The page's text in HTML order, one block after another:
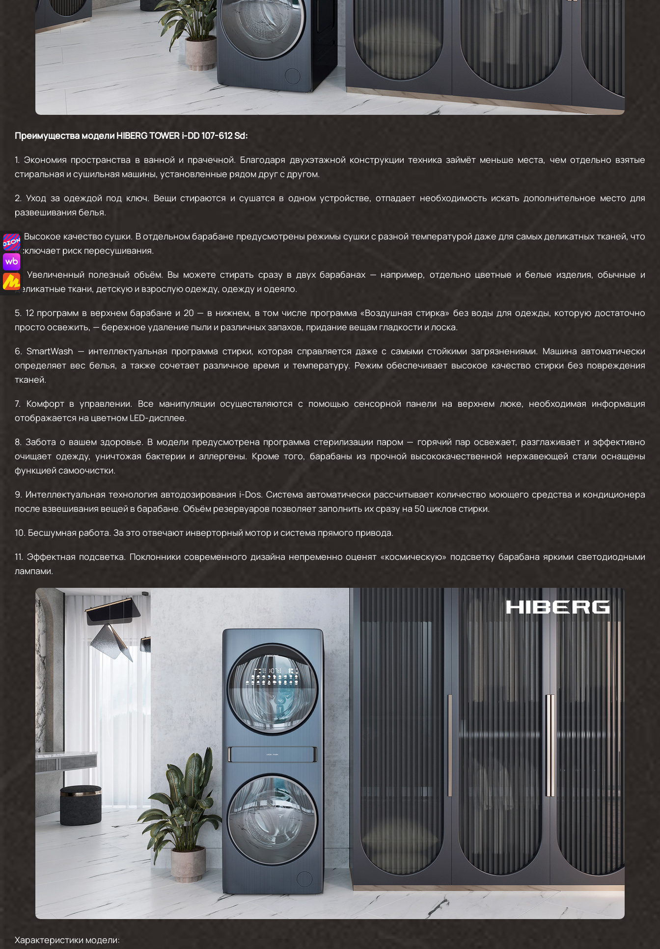
Преимущества модели HIBERG TOWER i-DD 107-612 Sd:
1.Экономия пространства в ванной и прачечной. Благодаря двухэтажной конструкции техника займёт меньше места, чем отдельно взятые
стиральная и сушильная машины, установленные рядом друг с другом.
2.Уход за одеждой под ключ. Вещи стираются и сушатся в одном устройстве, отпадает необходимость искать дополнительное место для
развешивания белья.
3. Высокое качество сушки. В отдельном барабане предусмотрены режимы сушки с разной температурой даже для самых деликатных тканей, что
исключает риск пересушивания.
4. Увеличенный полезный объём. Вы можете стирать сразу в двух барабанах — например, отдельно цветные и белые изделия, обычные и
деликатные ткани, детскую и взрослую одежду, одежду и одеяло.
5. 12 программ в верхнем барабане и 20 — в нижнем, в том числе программа «Воздушная стирка» без воды для одежды, которую достаточно
просто освежить, — бережное удаление пыли и различных запахов, придание вещам гладкости и лоска.
6.SmartWash — интеллектуальная программа стирки, которая справляется даже с самыми стойкими загрязнениями. Машина автоматически
определяет вес белья, а также сочетает различное время и температуру. Режим обеспечивает высокое качество стирки без повреждения
тканей.
7. Комфорт в управлении. Все манипуляции осуществляются с помощью сенсорной панели на верхнем люке, необходимая информация
отображается на цветном LED-дисплее.
8.Забота о вашем здоровье. В модели предусмотрена программа стерилизации паром — горячий пар освежает, разглаживает и эффективно
очищает одежду, уничтожая бактерии и аллергены. Кроме того, барабаны из прочной высококачественной нержавеющей стали оснащены
функцией самоочистки.
9. Интеллектуальная технология автодозирования i-Dos. Система автоматически рассчитывает количество моющего средства и кондиционера
после взвешивания вещей в барабане. Объём резервуаров позволяет заполнить их сразу на 50 циклов стирки.
10. Бесшумная работа. За это отвечают инверторный мотор и система прямого привода.
11. Эффектная подсветка. Поклонники современного дизайна непременно оценят «космическую» подсветку барабана яркими светодиодными
лампами.
Характеристики модели: